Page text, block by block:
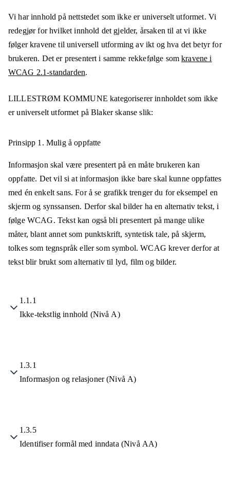
Vi har innhold på nettstedet som ikke er universelt utformet. Vi
redegjør for hvilket innhold det gjelder, årsaken til at vi ikke
følger kravene til universell utforming av ikt og hva det betyr for
brukeren. Det er presentert i samme rekkefølge somkravene i
WCAG 2.1-standarden.
LILLESTRØM KOMMUNE kategoriserer innholdet som ikke
er universelt utformet påBlaker skanse slik:
Prinsipp 1. Mulig å oppfatte
Informasjon skal være presentert på en måte brukeren kan
oppfatte. Det vil si at informasjon ikke bare skal kunne oppfattes
med én enkelt sans. For å se grafikk trenger du for eksempel en
skjerm og synssansen. Derfor skal bilder ha en alternativ tekst, i
følge WCAG. Tekst kan også bli presentert på mange ulike
måter, blant annet som punktskrift, syntetisk tale, på skjerm,
tolkes som tegnspråk eller som symbol. WCAG krever derfor at
tekst blir brukt som alternativ til lyd, film og bilder.
1.1.1
Ikke-tekstlig innhold (Nivå A)
1.3.1
Informasjon og relasjoner (Nivå A)
1.3.5
Identifiser formål med inndata (Nivå AA)